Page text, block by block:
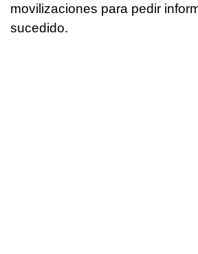
movilizaciones para pedir
sucedido.